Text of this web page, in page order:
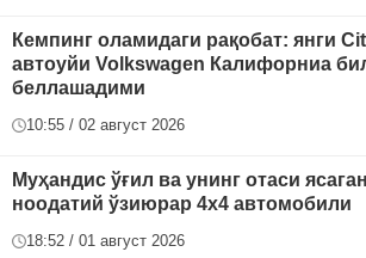
Кемпинг оламидаги рақобат: янги
автоуйи Volkswagen Калифорниа
беллашадими
10:55 / 02 август 2026
Муҳандис ўғил ва унинг отаси ясаган
ноодатий ўзиюрар 4x4 автомобили
18:52 / 01 август 2026